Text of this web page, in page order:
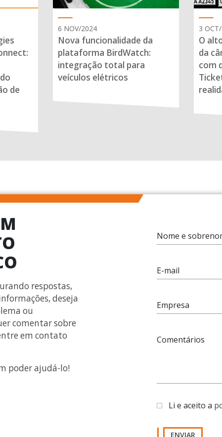
de
6 NOV/2024
Nova funcionalidade da
plataforma BirdWatch:
integração total para
veículos elétricos
3
O
da
com
respostas,
deseja
ou
comentar sobre
em contato
poder ajudá-lo!
Nome e
E-mail
Empresa
Comentários
Li e aceito a
ENVIAR